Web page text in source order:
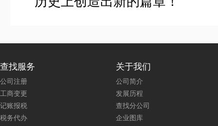
查找服务
公司注册
工商变更
记账报税
税务代办
关于我们
公司简介
发展历程
查找分公司
企业图库